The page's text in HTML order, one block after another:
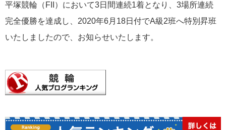
平塚競輪（FII）において3日間連続1着となり、3場所連続
完全優勝を達成し、2020年6月18日付でA級2班へ特別昇班
いたしましたので、お知らせいたします。